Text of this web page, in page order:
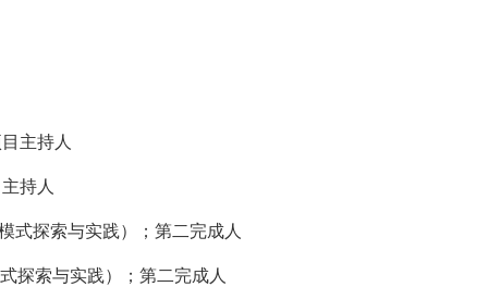
主持人
持人
式探索与实践）；第二完成人
探索与实践）；第二完成人